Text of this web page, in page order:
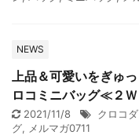
NEWS
上品＆可愛いをぎゅ
ロコミニバッグ≪２
2021/11/8 クロコ
グ, メルマガ0711